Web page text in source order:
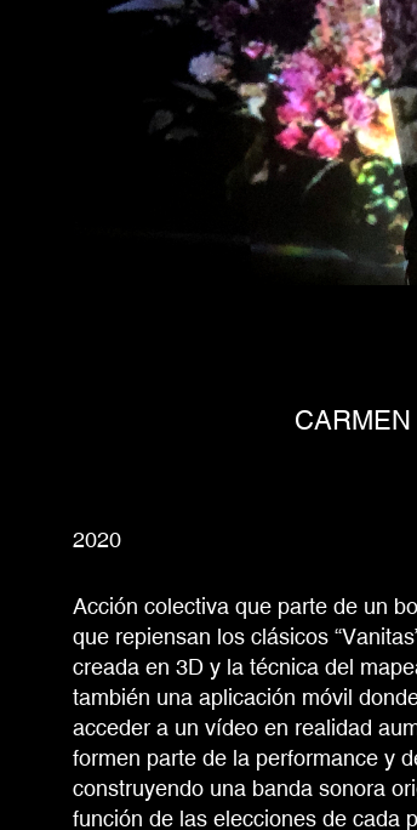
2020
Acción colectiva que parte de un
que repiensan los clásicos
creada en 3D y la técnica del
también una aplicación móvil
acceder a un vídeo en realidad
formen parte de la performance y
construyendo una banda sonora
función de las elecciones de cada